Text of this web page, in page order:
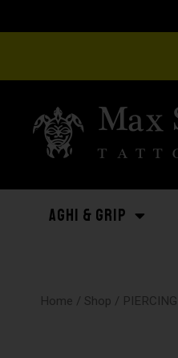
AGHI & GRIP
Home / Shop / PIERCING